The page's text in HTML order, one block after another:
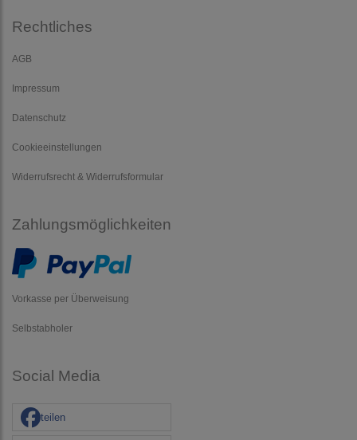
Rechtliches
AGB
Impressum
Datenschutz
Cookieeinstellungen
Widerrufsrecht & Widerrufsformular
Zahlungsmöglichkeiten
Vorkasse per Überweisung
Selbstabholer
Social Media
teilen